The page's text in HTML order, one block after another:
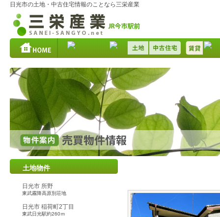
日光市の土地・中古住宅情報のことなら三栄産業
土地物件
日光市 所野
東武霧降高原別荘地
日光市 稲荷町2丁目
東武日光駅約260ｍ